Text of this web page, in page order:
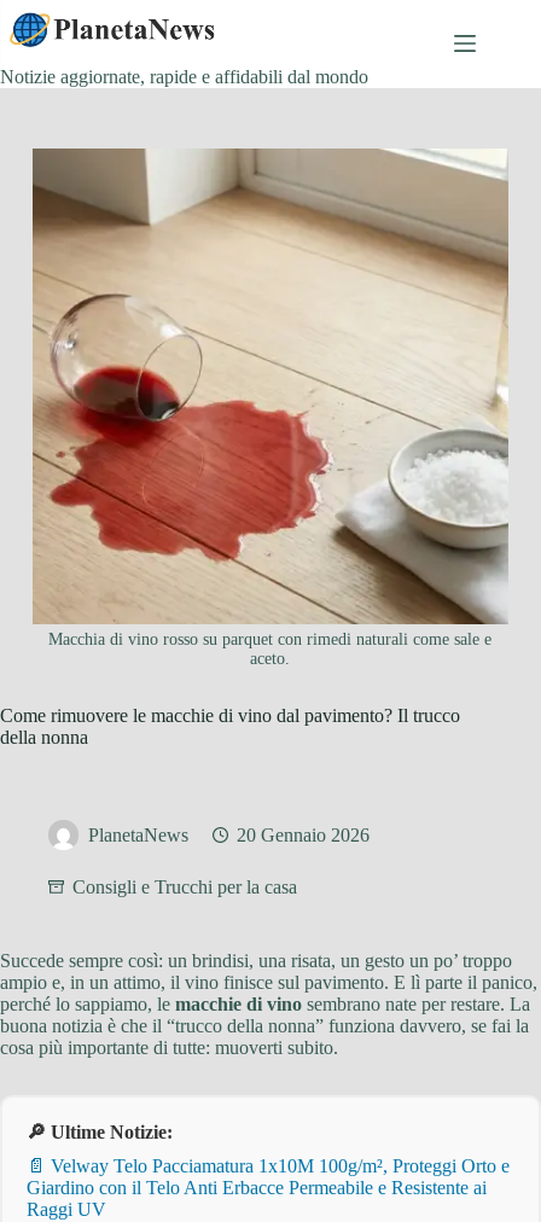
Salta
al
contenuto
Notizie aggiornate, rapide e affidabili dal mondo
Macchia di vino rosso su parquet con rimedi naturali come sale e
aceto.
Come rimuovere le macchie di vino dal pavimento? Il trucco
della nonna
PlanetaNews 20 Gennaio 2026
Consigli e Trucchi per la casa
Succede sempre così: un brindisi, una risata, un gesto un po’ troppo
ampio e, in un attimo, il vino finisce sul pavimento. E lì parte il panico,
perché lo sappiamo, le macchie di vino sembrano nate per restare. La
buona notizia è che il “trucco della nonna” funziona davvero, se fai la
cosa più importante di tutte: muoverti subito.
🔎 Ultime Notizie:
📄 Velway Telo Pacciamatura 1x10M 100g/m², Proteggi Orto e
Giardino con il Telo Anti Erbacce Permeabile e Resistente ai
Raggi UV